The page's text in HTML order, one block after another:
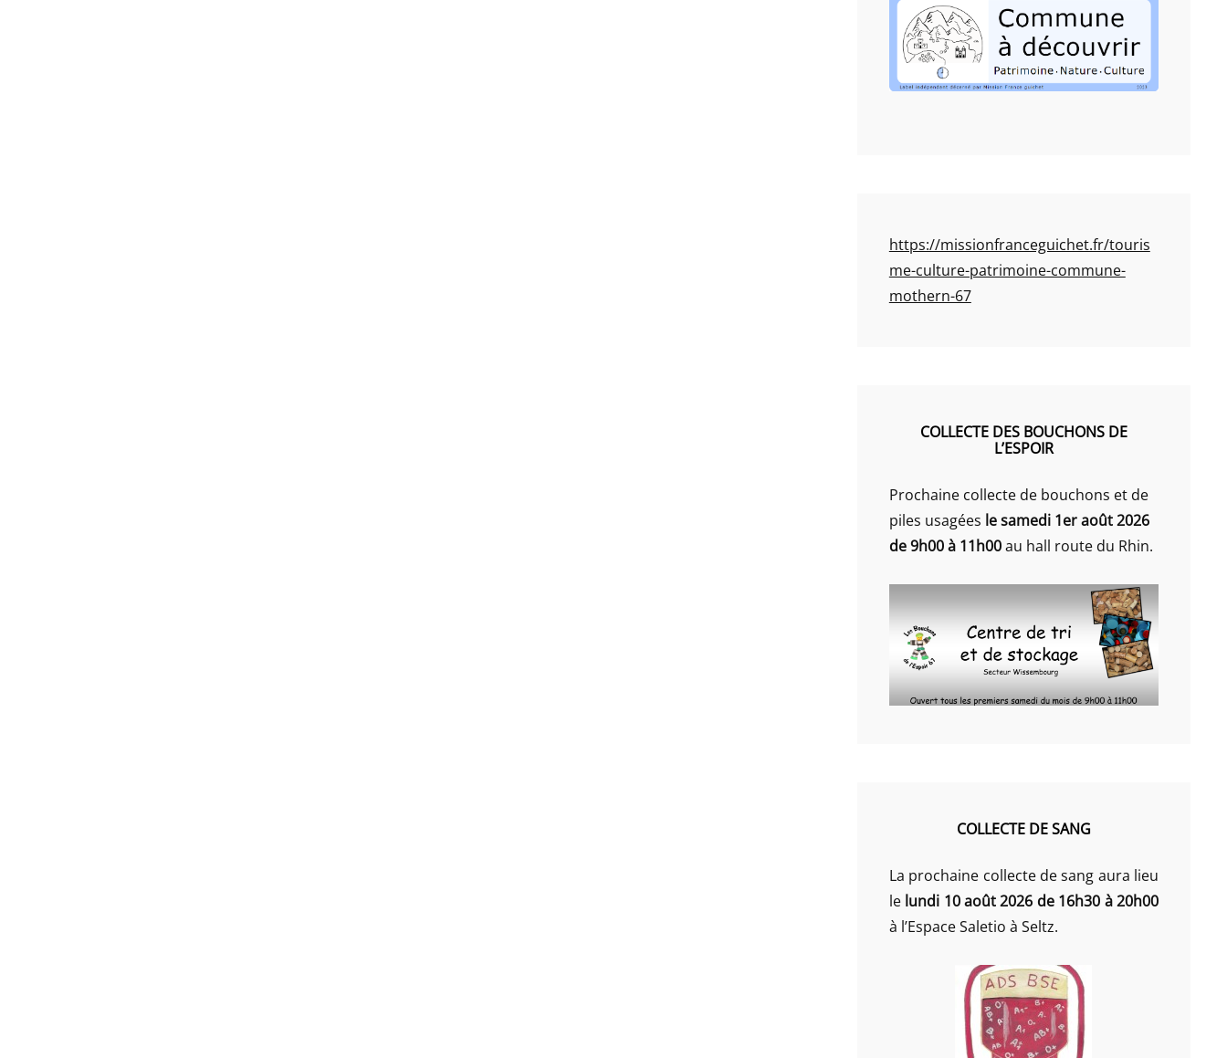
https://missionfranceguichet.fr/touris
me-culture-patrimoine-commune-
mothern-67
COLLECTE DES BOUCHONS DE
L’ESPOIR
Prochaine collecte de bouchons et de
piles usagées le samedi 1er août 2026
de 9h00 à 11h00au hall route du Rhin.
COLLECTE DE SANG
La prochaine collecte de sang aura lieu
le lundi 10 août 2026 de 16h30 à 20h00
à l’Espace Saletio à Seltz.